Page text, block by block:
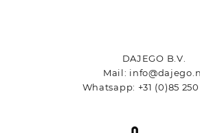
DAJEGO B.V.
Mail:
Whatsapp: +31 (0)85